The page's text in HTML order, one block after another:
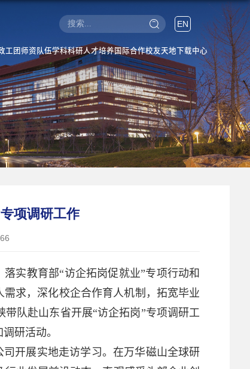
EN
工团 师资队伍学科科研 人才培养 国际合作校友天地下载中心
项调研工作
66
实教育部“访企拓岗促就业”专项行动和
求，深化校企合作育人机制，拓宽毕业
队赴山东省开展“访企拓岗”专项调研工
研活动。
司开展实地走访学习。在万华磁山全球研